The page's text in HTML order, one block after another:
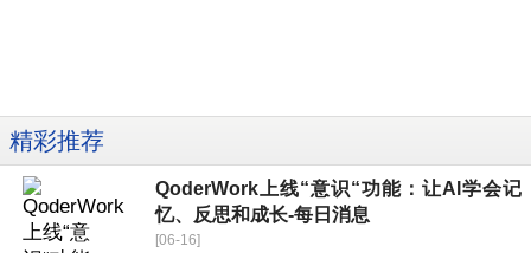
精彩推荐
QoderWork上线“意识“功能：让AI学会记
忆、反思和成长-每日消息
[06-16]